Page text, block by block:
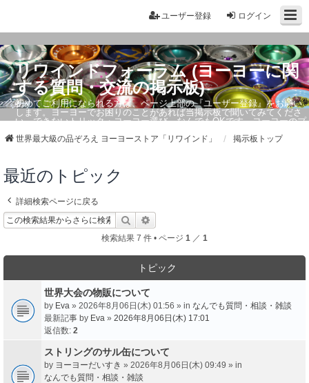
ログイン
ユーザー登録
リワインドフォーラム (ヨーヨーに関
する質問・交流の掲示板)
初めてご利用になられる方は、ページ上部の『ユーザー登録』をお願い
します。ヨーヨーでお困りのことがあれば当掲示板で聞いてみてくださ
い。できないトリック・ヨーヨー選び、なんでもOKです。ヨーヨーのプ
世界最大級の品ぞろえ ヨーヨーストア「リワインド」 掲示板トップ
最近のトピック
詳細検索ページに戻る
検索
検索結果 7 件 • ページ 1 ／ 1
トピック
世界大会の物販について
by Eva » 2026年8月06日(木) 01:56 » in なんでも質問・相談・雑談
最新記事 by Eva » 2026年8月06日(木) 17:01
返信数: 2
ストリングのサル缶について
by ヨーヨーだいすき » 2026年8月06日(木) 09:49 » in
なんでも質問・相談・雑談